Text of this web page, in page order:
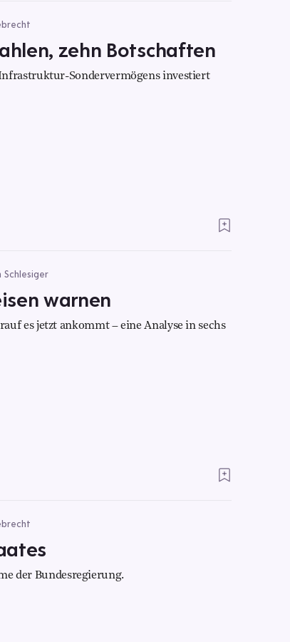
zehn Botschaften
Sondervermögens investiert
Schlesiger
warnen
es jetzt ankommt – eine Analyse in sechs
der Bundesregierung.